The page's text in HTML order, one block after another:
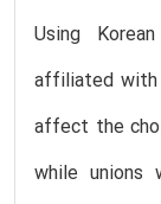
Using
affiliated with
affect the
while unions